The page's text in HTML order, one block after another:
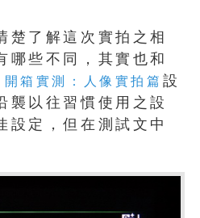
楚了解這次實拍之相
哪些不同，其實也和
箱實測：人像實拍篇 設
襲以往習慣使用之設
設定，但在測試文中